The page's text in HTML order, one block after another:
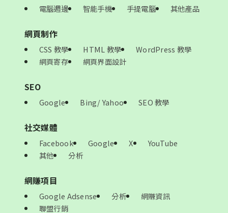
電腦週邊 智能手機 手提電腦 其他產品
網頁制作
CSS 教學 HTML 教學
WordPress 教學
網頁寄存
網頁界面設計
SEO
Google Bing/ Yahoo SEO 教學
社交媒體
Facebook Google X
YouTube
其他
分析
網賺項目
Google Adsense 分析
網賺資訊
聯盟行銷